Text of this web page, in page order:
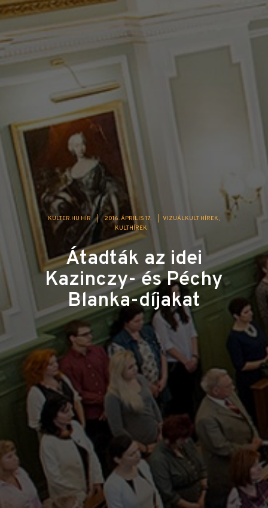
KULTER.HU HÍR | 2016. ÁPRILIS 17.
VIZUÁLKULT HÍREK
KULTHÍREK
Átadták az idei
Kazinczy- és Péchy
Blanka-díjakat